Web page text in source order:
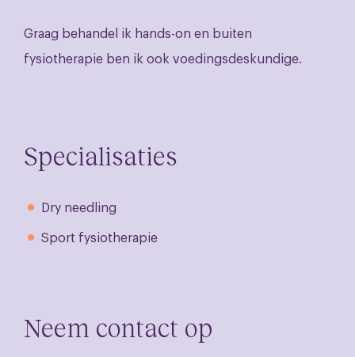
Graag behandel ik hands-on en buiten
fysiotherapie ben ik ook voedingsdeskundige.
Specialisaties
Dry needling
Sport fysiotherapie
Neem contact op